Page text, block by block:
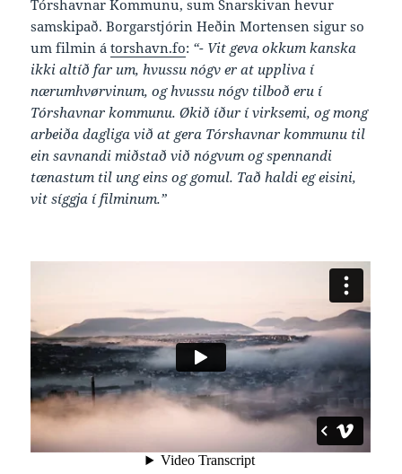
Tórshavnar Kommunu, sum Snarskivan hevur
samskipað. Borgarstjórin Heðin Mortensen sigur so
um filmin átorshavn.fo: “- Vit geva okkum kanska
ikki altíð far um, hvussu nógv er at uppliva í
nærumhvørvinum, og hvussu nógv tilboð eru í
Tórshavnar kommunu. Økið íður í virksemi, og mong
arbeiða dagliga við at gera Tórshavnar kommunu til
ein savnandi miðstað við nógvum og spennandi
tænastum til ung eins og gomul. Tað haldi eg eisini,
vit síggja í filminum.”